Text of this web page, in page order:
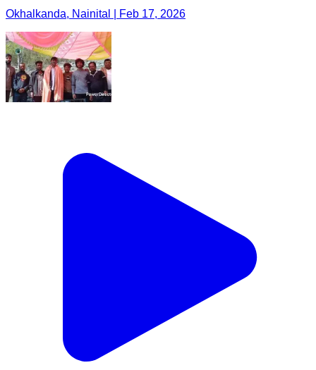
Okhalkanda, Nainital | Feb 17, 2026